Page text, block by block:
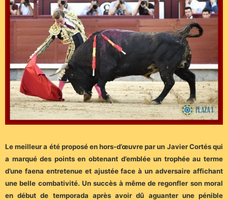
Le meilleur a été proposé en hors-d’œuvre par un Javier Cortés qui
a marqué des points en obtenant d’emblée un trophée au terme
d’une faena entretenue et ajustée face à un adversaire affichant
une belle combativité. Un succès à même de regonfler son moral
en début de temporada après avoir dû aguanter une pénible